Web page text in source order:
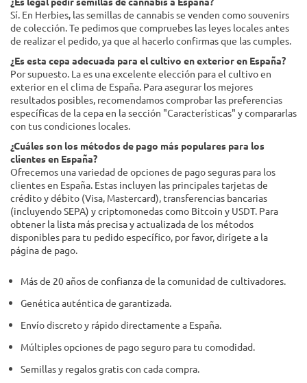
Sí. En Herbies, las semillas de cannabis se venden como souvenirs
de colección. Te pedimos que compruebes las leyes locales antes
de realizar el pedido, ya que al hacerlo confirmas que las cumples.
¿Es esta cepa adecuada para el cultivo en exterior en España?
Por supuesto. La es una excelente elección para el cultivo en
exterior en el clima de España. Para asegurar los mejores
resultados posibles, recomendamos comprobar las preferencias
específicas de la cepa en la sección "Características" y compararlas
con tus condiciones locales.
¿Cuáles son los métodos de pago más populares para los
clientes en España?
Ofrecemos una variedad de opciones de pago seguras para los
clientes en España. Estas incluyen las principales tarjetas de
crédito y débito (Visa, Mastercard), transferencias bancarias
(incluyendo SEPA) y criptomonedas como Bitcoin y USDT. Para
obtener la lista más precisa y actualizada de los métodos
disponibles para tu pedido específico, por favor, dirígete a la
página de pago.
Más de 20 años de confianza de la comunidad de cultivadores.
Genética auténtica de garantizada.
Envío discreto y rápido directamente a España.
Múltiples opciones de pago seguro para tu comodidad.
Semillas y regalos gratis con cada compra.